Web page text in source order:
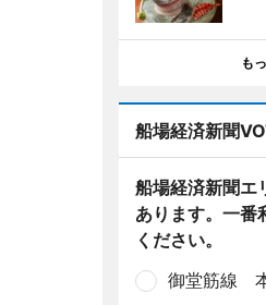
も
船場経済新聞
船場経済新聞エ
あります。一番
ください。
御堂筋線